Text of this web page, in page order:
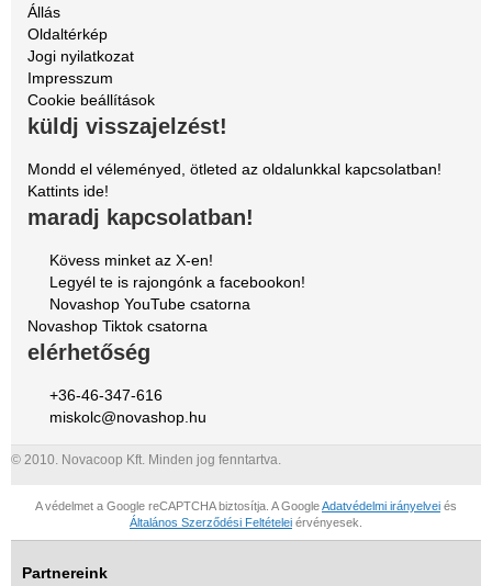
Állás
Oldaltérkép
Jogi nyilatkozat
Impresszum
Cookie beállítások
küldj visszajelzést!
Mondd el véleményed, ötleted az oldalunkkal kapcsolatban!
Kattints ide!
maradj kapcsolatban!
Kövess minket az X-en!
Legyél te is rajongónk a facebookon!
Novashop YouTube csatorna
Novashop Tiktok csatorna
elérhetőség
+36-46-347-616
miskolc@novashop.hu
© 2010. Novacoop Kft. Minden jog fenntartva.
A védelmet a Google reCAPTCHA biztosítja. A GoogleAdatvédelmi irányelvei és
Általános Szerződési Feltételei érvényesek.
Partnereink